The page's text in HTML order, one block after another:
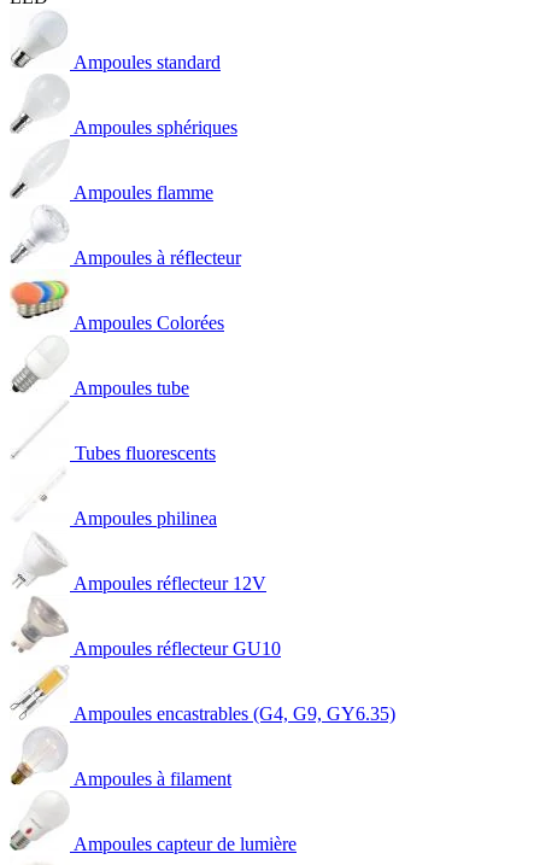
Ampoules standard
Ampoules sphériques
Ampoules flamme
Ampoules à réflecteur
Ampoules Colorées
Ampoules tube
Tubes fluorescents
Ampoules philinea
Ampoules réflecteur 12V
Ampoules réflecteur GU10
Ampoules encastrables (G4, G9, GY6.35)
Ampoules à filament
Ampoules capteur de lumière